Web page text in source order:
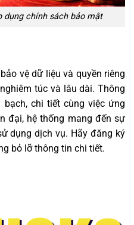
dụng chính sách bảo mật
vệ dữ liệu và quyền riêng
túc và lâu dài. Thông
chi tiết cùng việc ứng
đại, hệ thống mang đến sự
dụng dịch vụ. Hãy đăng ký
bỏ lỡ thông tin chi tiết.